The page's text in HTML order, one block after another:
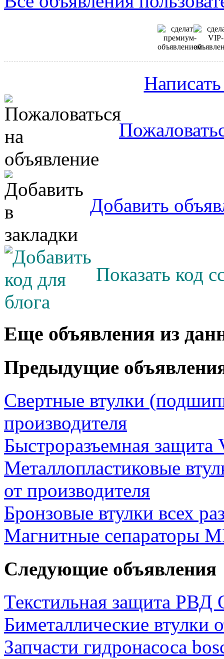
Добавить
Показать код
Еще объявления из
Предыдущие
Свертные втулки
производителя
Быстроразъемная
Металлопластиковые
от производителя
Бронзовые втулки всех
Магнитные сепараторы
Следующие объявления
Текстильная защита РВД
Биметаллические втулки
Запчасти гидронасоса